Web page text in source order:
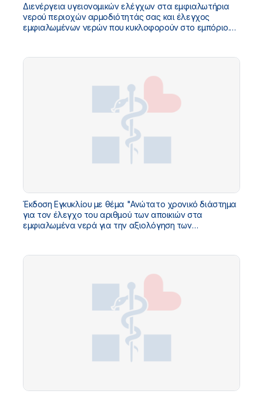
Διενέργεια υγειονομικών ελέγχων στα εμφιαλωτήρια
νερού περιοχών αρμοδιότητάς σας και έλεγχος
εμφιαλωμένων νερών που κυκλοφορούν στο εμπόριο.
Έκδοση Εγκυκλίου με θέμα "Ανώτατο χρονικό διάστημα
για τον έλεγχο του αριθμού των αποικιών στα
εμφιαλωμένα νερά για την αξιολόγηση των